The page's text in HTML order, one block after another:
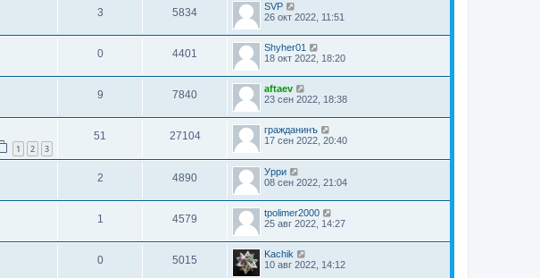
3 5834
SVP
26 окт 2022, 11:51
0 4401
Shyher01
18 окт 2022, 18:20
9 7840
aftaev
23 сен 2022, 18:38
1 2 3
51 27104
гражданинъ
17 сен 2022, 20:40
2 4890
Урри
08 сен 2022, 21:04
1 4579
tpolimer2000
25 авг 2022, 14:27
0 5015
Kachik
10 авг 2022, 14:12